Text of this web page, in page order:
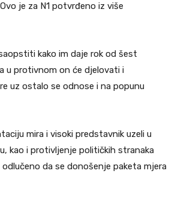
je za N1 potvrđeno iz više
kako im daje rok od šest
u protivnom on će djelovati i
uz ostalo se odnose i na popunu
mira i visoki predstavnik uzeli u
kao i protivljenje političkih stranaka
da se donošenje paketa mjera